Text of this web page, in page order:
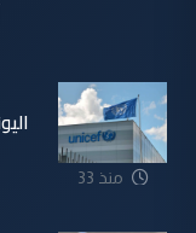
منذ 33